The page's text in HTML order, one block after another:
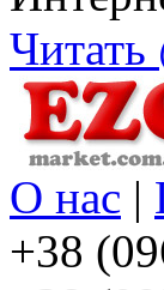
Читать
О нас |
+38